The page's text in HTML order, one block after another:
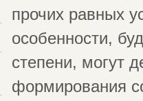
прочих равных
особенности,
степени, могут
формирования